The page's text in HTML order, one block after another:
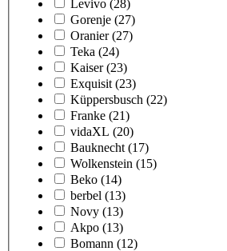
Levivo (28)
Gorenje (27)
Oranier (27)
Teka (24)
Kaiser (23)
Exquisit (23)
Küppersbusch (22)
Franke (21)
vidaXL (20)
Bauknecht (17)
Wolkenstein (15)
Beko (14)
berbel (13)
Novy (13)
Akpo (13)
Bomann (12)